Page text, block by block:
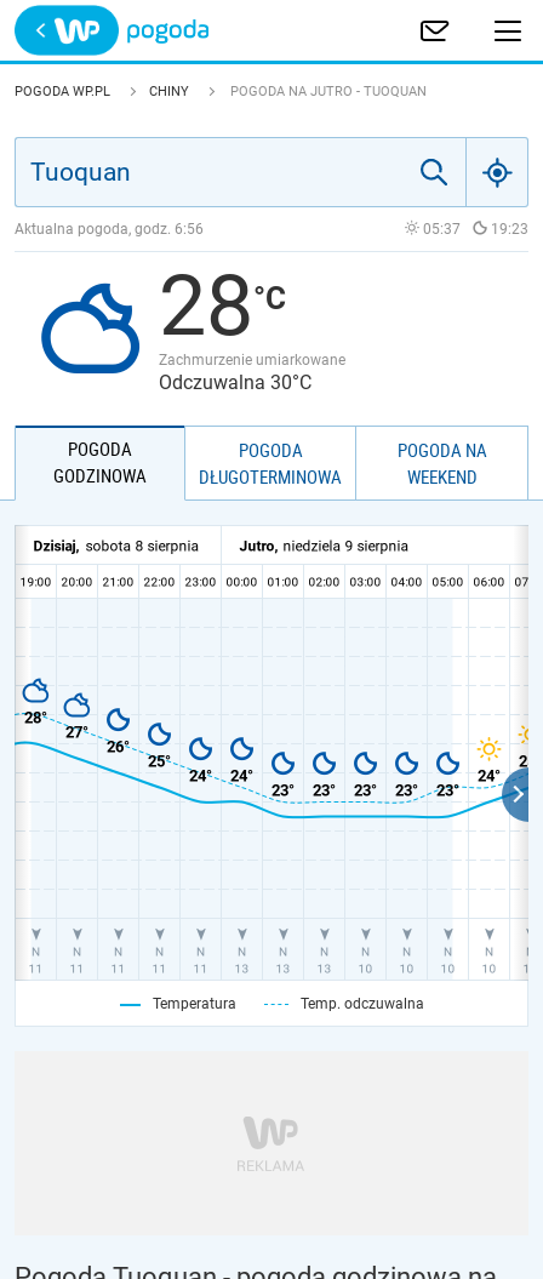
Trwa ładowanie
POLSKA
JAKOŚĆ POWIETRZA
POGODA WP.PL CHINY POGODA NA JUTRO - TUOQUAN
Aktualna pogoda, godz. 6:56 05:37 19:23
28
Zachmurzenie umiarkowane
Odczuwalna 30°C
POGODA
GODZINOWA
POGODA
DŁUGOTERMINOWA
POGODA NA
WEEKEND
Temperatura Temp. odczuwalna